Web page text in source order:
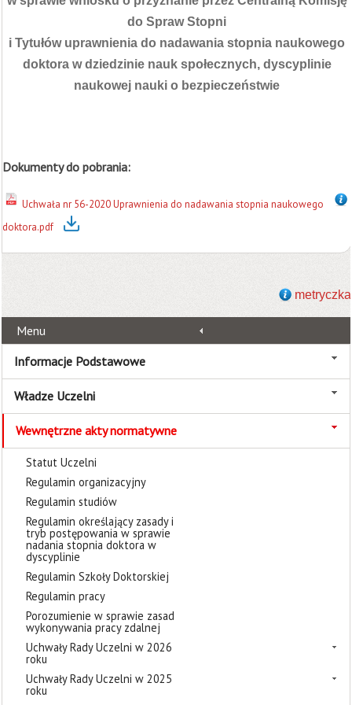
do Spraw Stopni
i Tytułów uprawnienia do nadawania stopnia naukowego
doktora w dziedzinie nauk społecznych, dyscyplinie
naukowej nauki o bezpieczeństwie
Dokumenty do pobrania:
Uchwała nr 56-2020 Uprawnienia do nadawania stopnia naukowego
doktora.pdf
metryczka
Menu
Informacje Podstawowe
Władze Uczelni
Wewnętrzne akty normatywne
Statut Uczelni
Regulamin organizacyjny
Regulamin studiów
Regulamin określający zasady i
tryb postępowania w sprawie
nadania stopnia doktora w
dyscyplinie
Regulamin Szkoły Doktorskiej
Regulamin pracy
Porozumienie w sprawie zasad
wykonywania pracy zdalnej
Uchwały Rady Uczelni w 2026
roku
Uchwały Rady Uczelni w 2025
roku